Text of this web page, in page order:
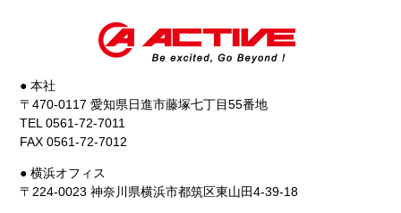
● 本社
〒470-0117 愛知県日進市藤塚七丁目55番地
TEL 0561-72-7011
FAX 0561-72-7012
● 横浜オフィス
〒224-0023 神奈川県横浜市都筑区東山田4-39-18